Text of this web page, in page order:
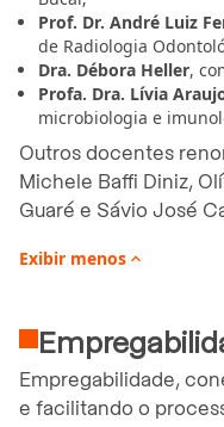
Prof. Dr. André Luiz
de Radiologia
Dra. Débora Heller,
Profa. Dra. Lívia
microbiologia e
Outros docentes
Michele Baffi Diniz,
Guaré e Sávio José
Exibir menos 
Empregabilidade,
e facilitando o